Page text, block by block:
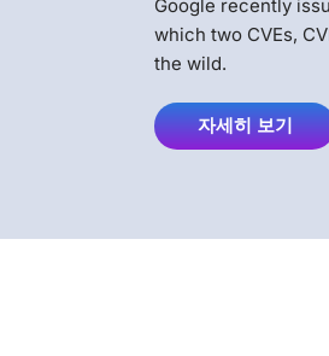
Google recently
which two CVEs,
the wild.
자세히 보기